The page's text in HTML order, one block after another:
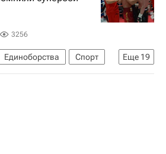
3256
Еще 19
Единоборства
Спорт
РИА Новости Спорт